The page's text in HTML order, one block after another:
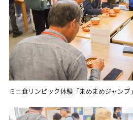
ミニ食リンピック体験「まめまめジャンプ」